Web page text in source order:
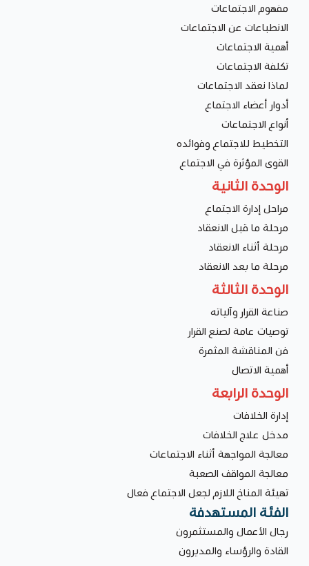
مفهوم الاجتماعات
الانطباعات عن الاجتماعات
أهمية الاجتماعات
تكلفة الاجتماعات
لماذا نعقد الاجتماعات
أدوار أعضاء الاجتماع
أنواع الاجتماعات
التخطيط للاجتماع وفوائده
القوى المؤثرة في الاجتماع
الوحدة الثانية
مراحل إدارة الاجتماع
مرحلة ما قبل الانعقاد
مرحلة أثناء الانعقاد
مرحلة ما بعد الانعقاد
الوحدة الثالثة
صناعة القرار وآلياته
توصيات عامة لصنع القرار
فن المناقشة المثمرة
أهمية الاتصال
الوحدة الرابعة
إدارة الخلافات
مدخل علاج الخلافات
معالجة المواجهة أثناء الاجتماعات
معالجة المواقف الصعبة
تهيئة المناخ اللازم لجعل الاجتماع فعال
الفئة المستهدفة
رجال الأعمال والمستثمرون
القادة والرؤساء والمديرون